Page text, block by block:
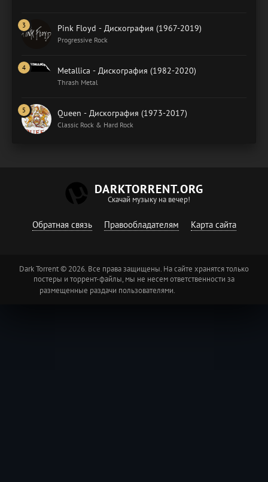
Pink Floyd - Дискография (1967-2019)
Progressive Rock
Metallica - Дискография (1982-2020)
Thrash Metal
Queen - Дискография (1973-2017)
Classic Rock & Hard Rock
DARKTORRENT.ORG
Скачай музыку на вечер!
Обратная связь Правообладателям Карта сайта
Dark Torrent © 2026. Все права защищены. На сайте хранятся только
постеры и торрент-файлы, мы не несем ответственности за
размещенные раздачи пользователями.